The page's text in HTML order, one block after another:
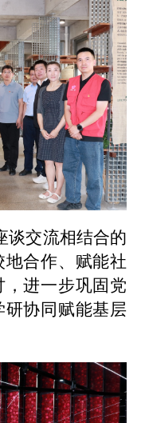
谈交流相结合的
合作、赋能社
进一步巩固党
协同赋能基层